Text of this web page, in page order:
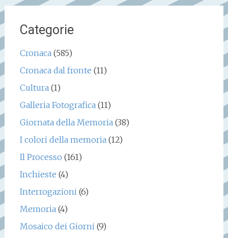
Categorie
Cronaca(585)
Cronaca dal fronte (11)
Cultura(1)
Galleria Fotografica(11)
Giornata della Memoria(38)
I colori della memoria(12)
Il Processo (161)
Inchieste (4)
Interrogazioni(6)
Memoria(4)
Mosaico dei Giorni(9)